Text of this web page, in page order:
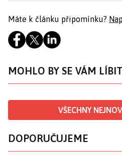
Máte k článku připomínku?
MOHLO BY SE VÁM LÍBIT
VŠECHNY
DOPORUČUJEME